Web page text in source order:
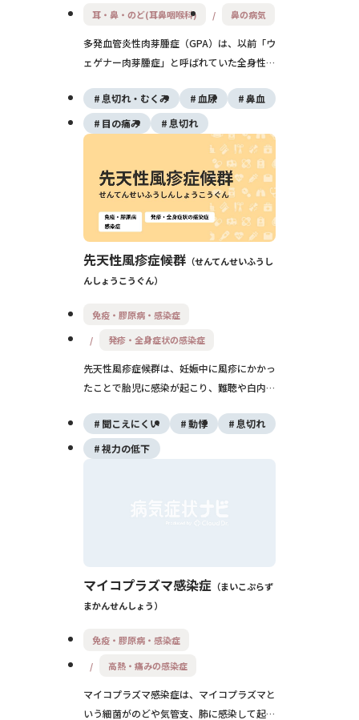
耳・鼻・のど(耳鼻咽喉科) 鼻の病気
多発血管炎性肉芽腫症（GPA）は、以前「ウ
ェゲナー肉芽腫症」と呼ばれていた全身性の
道、肺、腎臓に炎症が起こり、発熱・膿のよ
うな鼻水・咳・血尿などが見られます。治療
しないと生命に関わることもありますが、現
在はステロイドと免疫抑制薬を中心とした治
療で予後は大きく改善しています。
息切れ・むくみ 血尿
鼻血
目の痛み
息切れ
先天性風疹症候群
せんてんせいふうし
んしょうこうぐん
免疫・膠原病・感染症
発疹・全身症状の感染症
先天性風疹症候群は、妊娠中に風疹にかかっ
たことで胎児に感染が起こり、難聴や白内
です。妊娠前の免疫確認とワクチンで予防が
可能です。
聞こえにくい 動悸
息切れ
視力の低下
マイコプラズマ感染症
まいこぷらず
まかんせんしょう
免疫・膠原病・感染症
高熱・痛みの感染症
マイコプラズマ感染症は、マイコプラズマと
いう細菌がのどや気管支、肺に感染して起こ